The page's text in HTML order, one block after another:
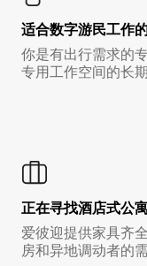
适合数字游民工作
你是有出行需求的
专用工作空间的长
正在寻找酒店式公
爱彼迎提供家具齐
房和异地调动者的需